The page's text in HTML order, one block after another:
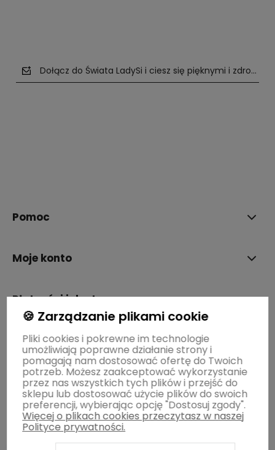
Dołącz do Świata LadySi i ciesz się pięknymi i
Pomoc
Moje konto
Płatności i dostawa
Informacje
O nas
🍪 Zarządzanie plikami cookie
Pliki cookies i pokrewne im technologie
umożliwiają poprawne działanie strony i
pomagają nam dostosować ofertę do Twoich
potrzeb. Możesz zaakceptować wykorzystanie
przez nas wszystkich tych plików i przejść do
sklepu lub dostosować użycie plików do swoich
preferencji, wybierając opcję "Dostosuj zgody".
Więcej o plikach cookies przeczytasz w naszej
Polityce prywatności.